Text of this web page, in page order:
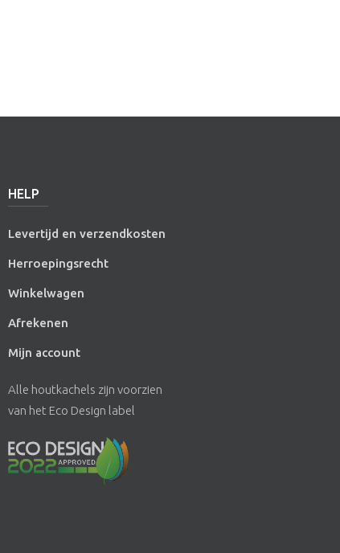
HELP
Levertijd en verzendkosten
Herroepingsrecht
Winkelwagen
Afrekenen
Mijn account
Alle houtkachels zijn voorzien
van het Eco Design label